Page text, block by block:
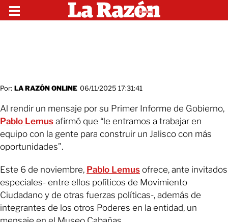
Por: LA RAZÓN ONLINE 06/11/2025 17:31:41
Al rendir un mensaje por su Primer Informe de Gobierno,
Pablo Lemus afirmó que “le entramos a trabajar en
equipo con la gente para construir un Jalisco con más
oportunidades”.
Este 6 de noviembre, Pablo Lemus ofrece, ante invitados
especiales- entre ellos políticos de Movimiento
Ciudadano y de otras fuerzas políticas-, además de
integrantes de los otros Poderes en la entidad, un